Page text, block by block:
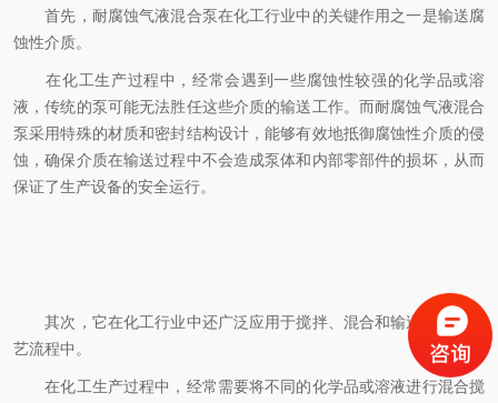
首先，耐腐蚀气液混合泵在化工行业中的关键作用之一是输送腐
蚀性介质。
在化工生产过程中，经常会遇到一些腐蚀性较强的化学品或溶
液，传统的泵可能无法胜任这些介质的输送工作。而耐腐蚀气液混合
泵采用特殊的材质和密封结构设计，能够有效地抵御腐蚀性介质的侵
蚀，确保介质在输送过程中不会造成泵体和内部零部件的损坏，从而
保证了生产设备的安全运行。
其次，它在化工行业中还广泛应用于搅拌、混合和输送液体的工
艺流程中。
在化工生产过程中，经常需要将不同的化学品或溶液进行混合搅